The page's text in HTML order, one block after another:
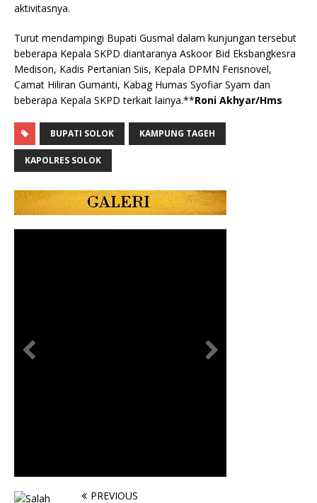
aktivitasnya.
Turut mendampingi Bupati Gusmal dalam kunjungan tersebut
beberapa Kepala SKPD diantaranya Askoor Bid Eksbangkesra
Medison, Kadis Pertanian Siis, Kepala DPMN Ferisnovel,
Camat Hiliran Gumanti, Kabag Humas Syofiar Syam dan
beberapa Kepala SKPD terkait lainya.**Roni Akhyar/Hms
BUPATI SOLOK KAMPUNG TAGEH
KAPOLRES SOLOK
PREVIOUS